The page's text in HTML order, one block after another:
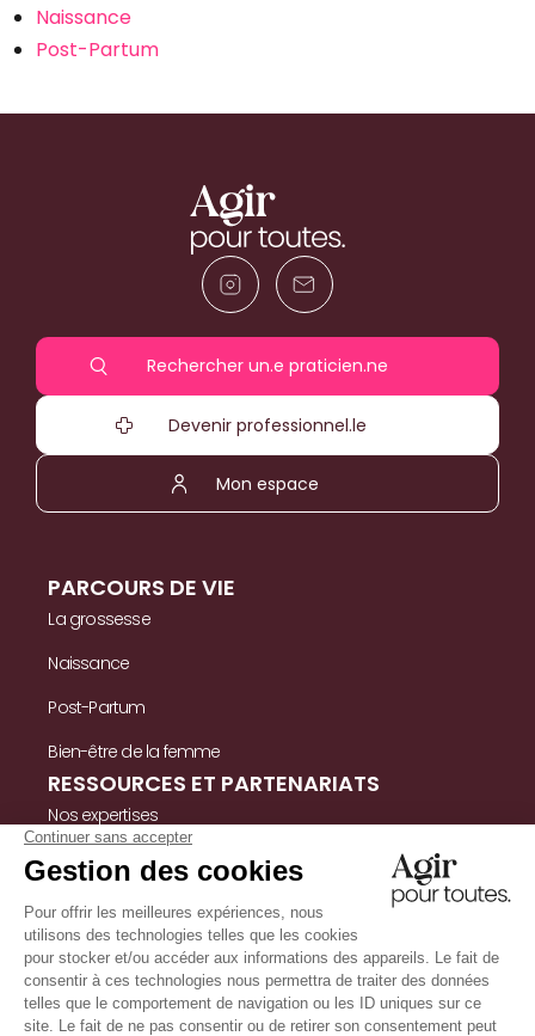
Naissance
Post-Partum
Rechercher un.e praticien.ne
Devenir professionnel.le
Mon espace
PARCOURS DE VIE
La grossesse
Naissance
Post-Partum
Bien-être de la femme
RESSOURCES ET PARTENARIATS
Nos expertises
Nos ressources
Témoignages
Nous contacter
INFORMATIONS
Mentions légales